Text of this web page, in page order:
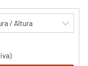
/ Altura